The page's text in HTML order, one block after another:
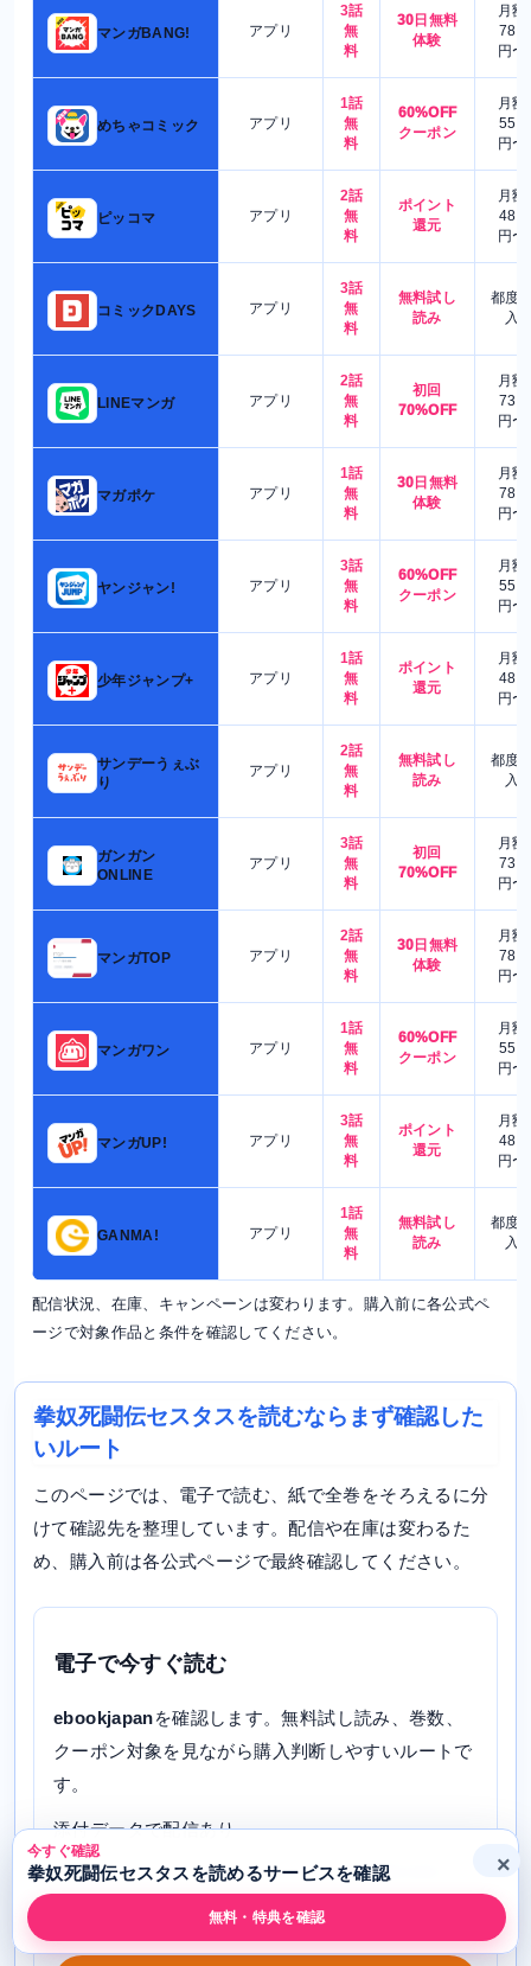
マンガBANG! アプリ
3話
無
料
30日無料
体験
月額
780
円〜
めちゃコミック アプリ
1話
無
料
60%OFF
クーポン
月額
550
円〜
ピッコマ アプリ
2話
無
料
ポイント
還元
月額
480
円〜
コミックDAYS アプリ
3話
無
料
無料試し
読み
都度
入
LINEマンガ アプリ
2話
無
料
初回
70%OFF
月額
730
円〜
マガポケ アプリ
1話
無
料
30日無料
体験
月額
780
円〜
ヤンジャン! アプリ
3話
無
料
60%OFF
クーポン
月額
550
円〜
少年ジャンプ+ アプリ
1話
無
料
ポイント
還元
月額
480
円〜
サンデーうぇぶ
り
アプリ
2話
無
料
無料試し
読み
都度
入
ガンガン
ONLINE
アプリ
3話
無
料
初回
70%OFF
月額
730
円〜
マンガTOP アプリ
2話
無
料
30日無料
体験
月額
780
円〜
マンガワン アプリ
1話
無
料
60%OFF
クーポン
月額
550
円〜
マンガUP! アプリ
3話
無
料
ポイント
還元
月額
480
円〜
GANMA! アプリ
1話
無
料
無料試し
読み
都度
入
配信状況、在庫、キャンペーンは変わります。購入前に各公式ペ
ージで対象作品と条件を確認してください。
拳奴死闘伝セスタスを読むならまず確認した
いルート
このページでは、電子で読む、紙で全巻をそろえるに分
けて確認先を整理しています。配信や在庫は変わるた
め、購入前は各公式ページで最終確認してください。
電子で今すぐ読む
ebookjapanを確認します。無料試し読み、巻数、
クーポン対象を見ながら購入判断しやすいルートで
す。
添付データで配信あり
向いている人: ebookjapanでクーポンや配信巻数を確認した
確認状態: 配信あり / 2026-05-07
今すぐ確認
拳奴死闘伝セスタスを読めるサービスを確認
無料・特典を確認
×